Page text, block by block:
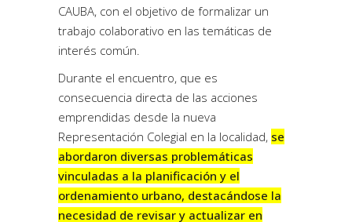
CAUBA, con el objetivo de formalizar un
trabajo colaborativo en las temáticas de
interés común.
Durante el encuentro, que es
consecuencia directa de las acciones
emprendidas desde la nueva
Representación Colegial en la localidad, se
abordaron diversas problemáticas
vinculadas a la planificación y el
ordenamiento urbano, destacándose la
necesidad de revisar y actualizar en